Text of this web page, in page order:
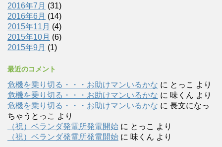
2016年7月 (31)
2016年6月 (14)
2015年11月 (4)
2015年10月 (6)
2015年9月 (1)
最近のコメント
危機を乗り切る・・・お助けマンいるかな に とっこ より
危機を乗り切る・・・お助けマンいるかな に 味くん より
危機を乗り切る・・・お助けマンいるかな に 長文になっ
ちゃうとっこ より
（祝）ベランダ発電所発電開始 に とっこ より
（祝）ベランダ発電所発電開始 に 味くん より